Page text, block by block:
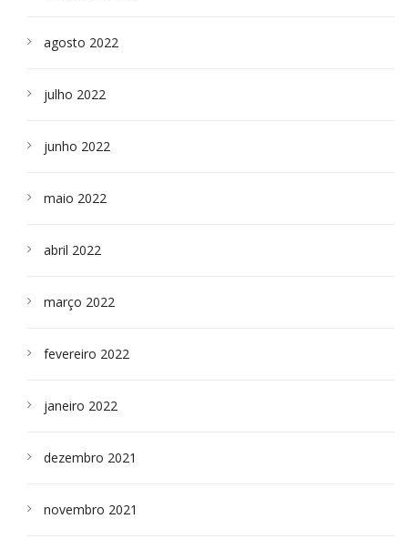
agosto 2022
julho 2022
junho 2022
maio 2022
abril 2022
março 2022
fevereiro 2022
janeiro 2022
dezembro 2021
novembro 2021